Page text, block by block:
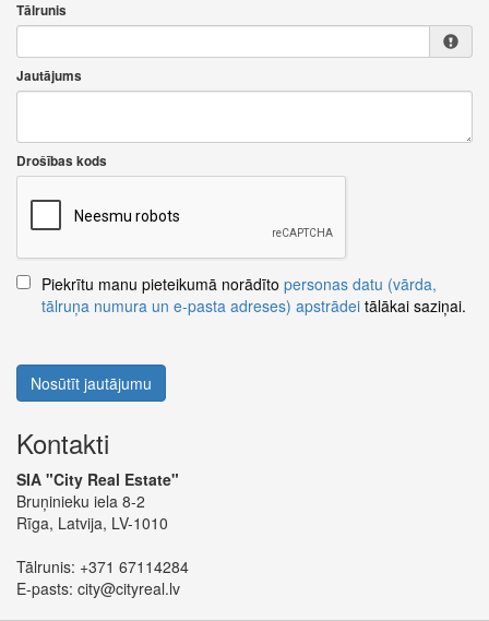
Tālrunis
Jautājums
Drošības kods
Piekrītu manu pieteikumā norādīto personas datu (vārda,
tālruņa numura un e-pasta adreses) apstrādei tālākai saziņai.
Nosūtīt jautājumu
Kontakti
SIA "City Real Estate"
Bruņinieku iela 8-2
Rīga, Latvija, LV-1010
Tālrunis: +371 67114284
E-pasts: city@cityreal.lv